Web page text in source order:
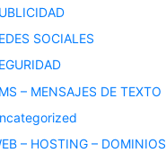
SOCIALES
– MENSAJES DE TEXTO
– HOSTING – DOMINIOS